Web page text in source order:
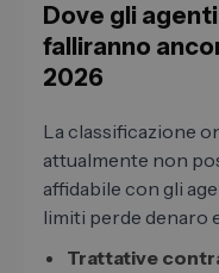
Dove gli
falliranno
2026
La classificazione
attualmente non
affidabile con gli
limiti perde denaro
Trattative